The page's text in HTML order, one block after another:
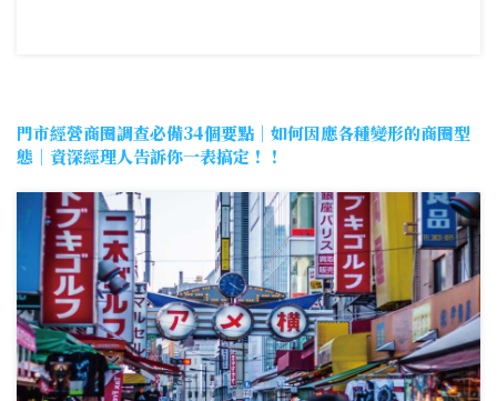
門市經營商圈調查必備34個要點｜如何因應各種變形的商圈型
態｜資深經理人告訴你一表搞定！！